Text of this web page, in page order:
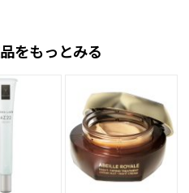
をもっとみる